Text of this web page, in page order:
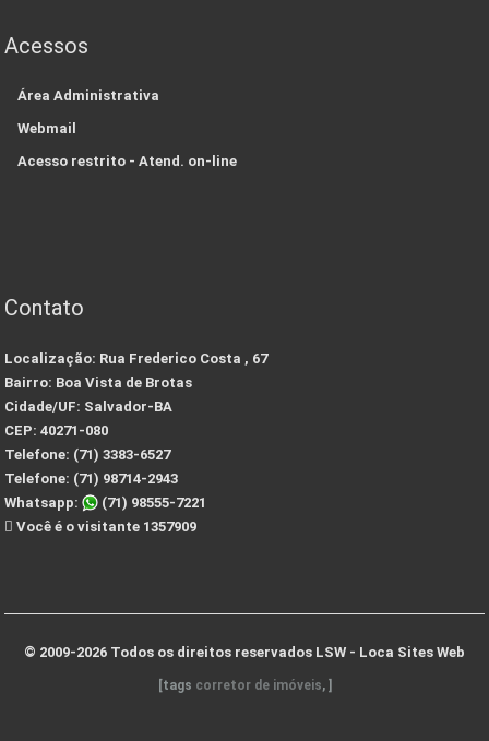
Acessos
Área Administrativa
Webmail
Acesso restrito - Atend. on-line
Contato
Localização: Rua Frederico Costa , 67
Bairro: Boa Vista de Brotas
Cidade/UF: Salvador-BA
CEP: 40271-080
Telefone: (71) 3383-6527
Telefone: (71) 98714-2943
Whatsapp:
(71) 98555-7221
Você é o visitante 1357909
© 2009-2026 Todos os direitos reservados LSW - Loca Sites Web
[tags corretor de imóveis, ]